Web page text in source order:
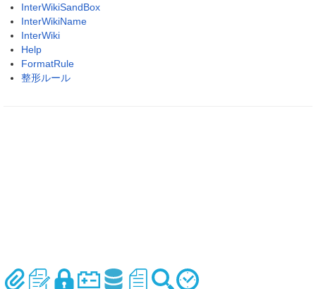
InterWikiSandBox
InterWikiName
InterWiki
Help
FormatRule
整形ルール